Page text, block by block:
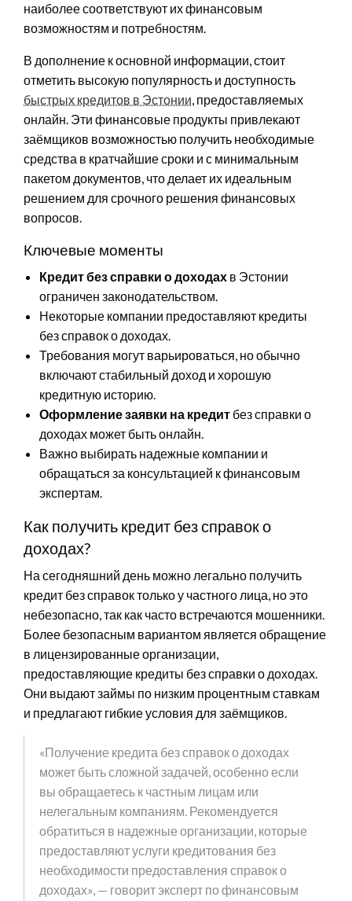
наиболее соответствуют их финансовым
возможностям и потребностям.
В дополнение к основной информации, стоит
отметить высокую популярность и доступность
быстрых кредитов в Эстонии, предоставляемых
онлайн. Эти финансовые продукты привлекают
заёмщиков возможностью получить необходимые
средства в кратчайшие сроки и с минимальным
пакетом документов, что делает их идеальным
решением для срочного решения финансовых
вопросов.
Ключевые моменты
Кредит без справки о доходах в Эстонии
ограничен законодательством.
Некоторые компании предоставляют кредиты
без справок о доходах.
Требования могут варьироваться, но обычно
включают стабильный доход и хорошую
кредитную историю.
Оформление заявки на кредит без справки о
доходах может быть онлайн.
Важно выбирать надежные компании и
обращаться за консультацией к финансовым
экспертам.
Как получить кредит без справок о
доходах?
На сегодняшний день можно легально получить
кредит без справок только у частного лица, но это
небезопасно, так как часто встречаются мошенники.
Более безопасным вариантом является обращение
в лицензированные организации,
предоставляющие кредиты без справки о доходах.
Они выдают займы по низким процентным ставкам
и предлагают гибкие условия для заёмщиков.
«Получение кредита без справок о доходах
может быть сложной задачей, особенно если
вы обращаетесь к частным лицам или
нелегальным компаниям. Рекомендуется
обратиться в надежные организации, которые
предоставляют услуги кредитования без
необходимости предоставления справок о
доходах», — говорит эксперт по финансовым